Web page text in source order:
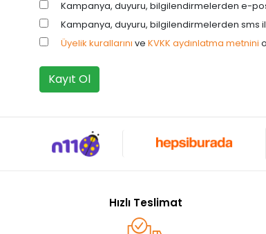
Kampanya, duyuru, bilgilendirmelerden e-
Kampanya, duyuru, bilgilendirmelerden sms
Üyelik kurallarını ve KVKK aydınlatma metnini
Kayıt Ol
Hızlı Teslimat